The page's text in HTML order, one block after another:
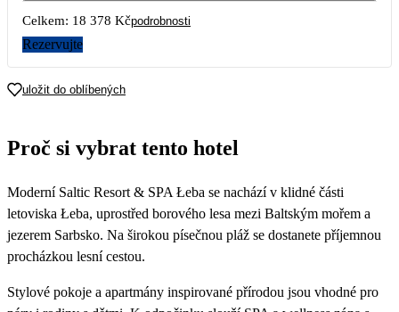
10
17
8 679
18
8 349
5 219 5 219 5 219 5 219
4 679
Celkem: 18 378 Kčpodrobnosti
Rezervujte
uložit do oblíbených
Proč si vybrat tento hotel
Moderní Saltic Resort & SPA Łeba se nachází v klidné části
letoviska Łeba, uprostřed borového lesa mezi Baltským mořem a
jezerem Sarbsko. Na širokou písečnou pláž se dostanete příjemnou
procházkou lesní cestou.
Stylové pokoje a apartmány inspirované přírodou jsou vhodné pro